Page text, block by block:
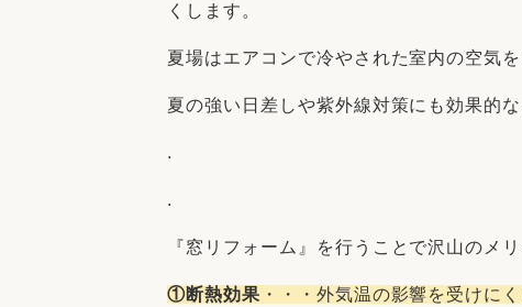
くします。
夏場はエアコンで冷やされた室内の空気
夏の強い日差しや紫外線対策にも効果的
.
.
『窓リフォーム』を行うことで沢山のメ
①断熱効果 ・・・外気温の影響を受けに